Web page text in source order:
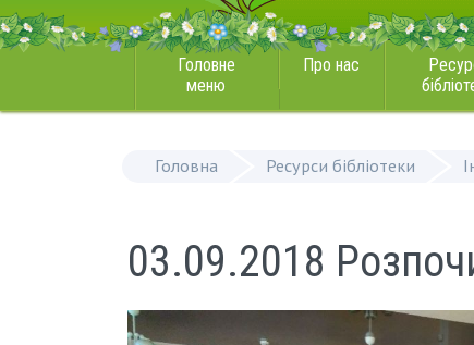
Головне
меню
Про нас
Головна Ресурси бібліотеки
03.09.2018